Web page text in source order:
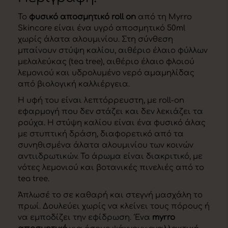
Το φυσικό αποσμητικό roll on από τη Myrro
Skincare είναι ένα υγρό αποσμητικό 50ml
χωρίς άλατα αλουμινίου. Στη σύνθεση
μπαίνουν στύψη καλίου, αιθέριο έλαιο φύλλων
μελαλεύκας (tea tree), αιθέριο έλαιο φλοιού
λεμονιού και υδρολυμένο νερό αμαμηλίδας
από βιολογική καλλιέργεια.
Η υφή του είναι λεπτόρρευστη, με roll-on
εφαρμογή που δεν στάζει και δεν λεκιάζει τα
ρούχα. Η στύψη καλίου είναι ένα φυσικό άλας
με στυπτική δράση, διαφορετικό από τα
συνηθισμένα άλατα αλουμινίου των κοινών
αντιιδρωτικών. Το άρωμα είναι διακριτικό, με
νότες λεμονιού και βοτανικές πινελιές από το
tea tree.
Άπλωσέ το σε καθαρή και στεγνή μασχάλη το
πρωί. Δουλεύει χωρίς να κλείνει τους πόρους ή
να εμποδίζει την εφίδρωση. Ένα myrro